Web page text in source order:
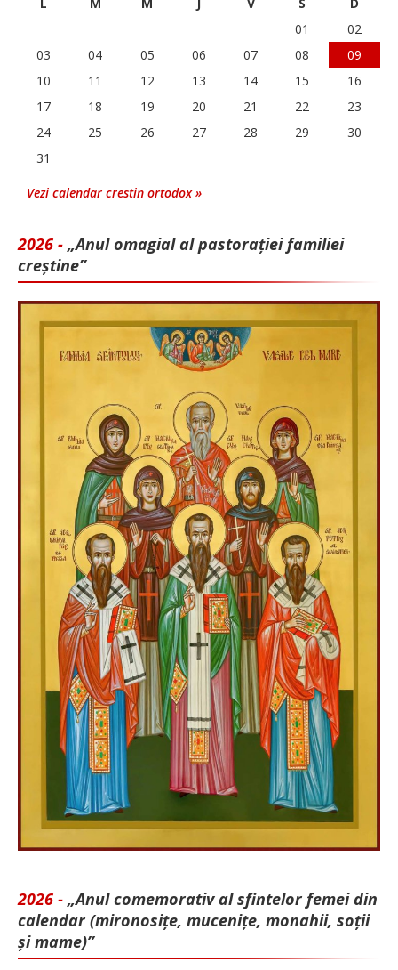
01
02
03
04 05 06 07 08
09
10
11 12 13 14 15
16
17
18 19 20 21 22
23
24
25 26 27 28 29
30
31
Vezi calendar crestin ortodox »
2026 - „Anul omagial al pastorației familiei
creștine”
2026 - „Anul comemorativ al sfintelor femei din
calendar (mironosițe, mu­cenițe, monahii, soții
și mame)”